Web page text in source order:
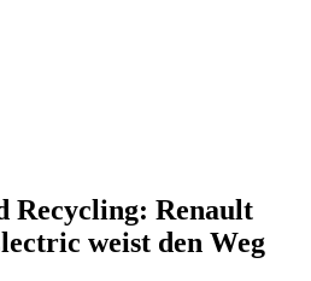
Recycling: Renault
weist den Weg